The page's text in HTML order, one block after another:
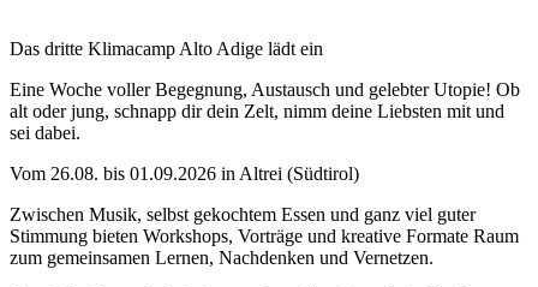
Das dritte Klimacamp Alto Adige lädt ein
Eine Woche voller Begegnung, Austausch und gelebter Utopie! Ob
alt oder jung, schnapp dir dein Zelt, nimm deine Liebsten mit und
sei dabei.
Vom 26.08. bis 01.09.2026 in Altrei (Südtirol)
Zwischen Musik, selbst gekochtem Essen und ganz viel guter
Stimmung bieten Workshops, Vorträge und kreative Formate Raum
zum gemeinsamen Lernen, Nachdenken und Vernetzen.